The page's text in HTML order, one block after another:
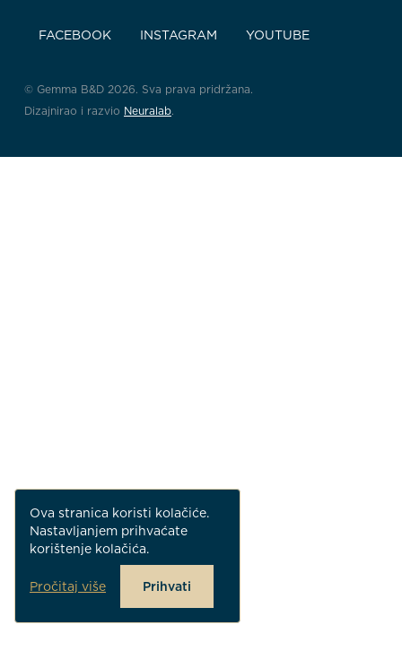
FACEBOOK INSTAGRAM YOUTUBE
© Gemma B&D 2026. Sva prava pridržana.
Dizajnirao i razvio Neuralab.
Ova stranica koristi kolačiće.
Nastavljanjem prihvaćate
korištenje kolačića.
Pročitaj više Prihvati